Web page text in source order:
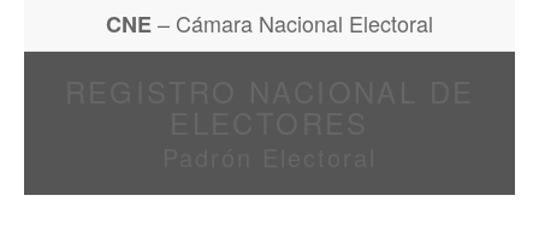
CNE– Cámara Nacional Electoral